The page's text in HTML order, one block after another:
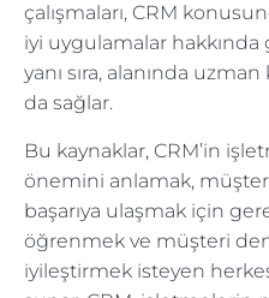
çalışmaları, CRM
iyi uygulamalar
yanı sıra, alanında
da sağlar.
Bu kaynaklar, CRM’in
önemini anlamak,
başarıya ulaşmak için
öğrenmek ve müşteri
iyileştirmek isteyen